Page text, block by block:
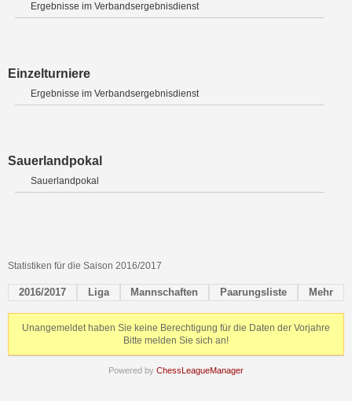
Ergebnisse im Verbandsergebnisdienst
Einzelturniere
Ergebnisse im Verbandsergebnisdienst
Sauerlandpokal
Sauerlandpokal
Statistiken für die Saison 2016/2017
2016/2017 Liga Mannschaften Paarungsliste Mehr
Unangemeldet haben Sie keine Berechtigung für die Daten der Vorjahre
Bitte melden Sie sich an!
Powered by ChessLeagueManager